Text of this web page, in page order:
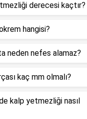
derecesi kaçtır?
hangisi?
neden nefes alamaz?
kaç mm olmalı?
kalp yetmezliği nasıl